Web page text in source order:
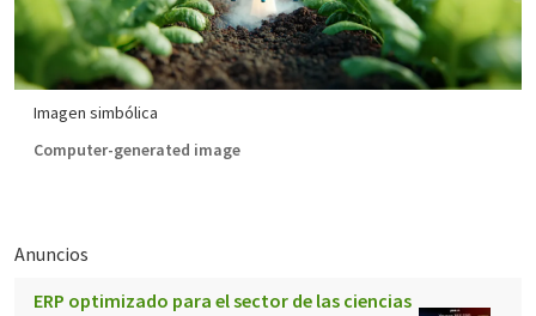
Imagen simbólica
Computer-generated image
Anuncios
ERP optimizado para el sector de las ciencias